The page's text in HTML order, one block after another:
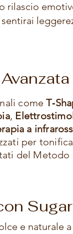
rilascio
come
,
a
per
del Metodo
e naturale